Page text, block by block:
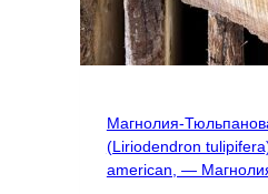
Магнолия-
(Liriodendron
american, —